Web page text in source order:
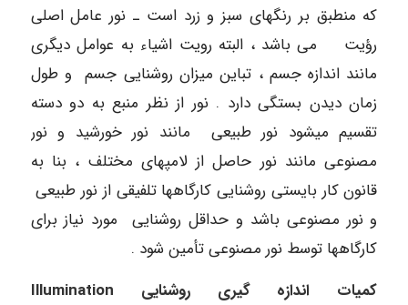
که منطبق بر رنگهای سبز و زرد است ـ نور عامل اصلی
رؤیت می باشد ، البته رویت اشیاء به عوامل دیگری
مانند اندازه جسم ، تباین میزان روشنایی جسم و طول
زمان دیدن بستگی دارد . نور از نظر منبع به دو دسته
تقسیم میشود نور طبیعی مانند نور خورشید و نور
مصنوعی مانند نور حاصل از لامپهای مختلف ، بنا به
قانون کار بایستی روشنایی کارگاهها تلفیقی از نور طبیعی
و نور مصنوعی باشد و حداقل روشنایی مورد نیاز برای
کارگاهها توسط نور مصنوعی تأمین شود .
کمیات اندازه گیری روشنایی
Illumination